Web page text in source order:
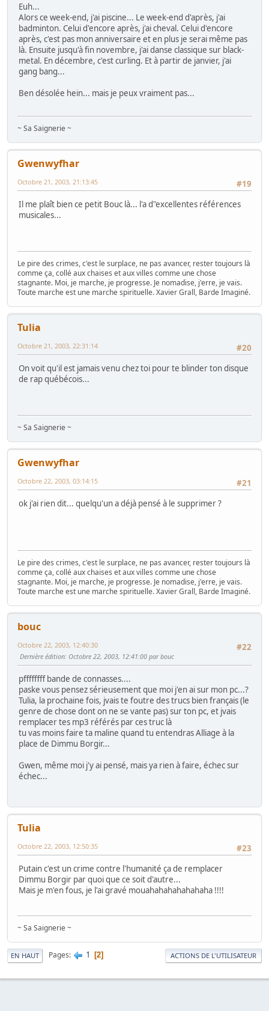
Euh...
Alors ce week-end, j'ai piscine... Le week-end d'après, j'ai
badminton. Celui d'encore après, j'ai cheval. Celui d'encore
après, c'est pas mon anniversaire et en plus je serai même pas
là. Ensuite jusqu'à fin novembre, j'ai danse classique sur black-
metal. En décembre, c'est curling. Et à partir de janvier, j'ai
gang bang...
Ben désolée hein... mais je peux vraiment pas...
~ Sa Saignerie ~
Gwenwyfhar
#19
Octobre 21, 2003, 21:13:45
Il me plaît bien ce petit Bouc là... l'a d"excellentes références
musicales...
Le pire des crimes, c'est le surplace, ne pas avancer, rester toujours là
comme ça, collé aux chaises et aux villes comme une chose
stagnante. Moi, je marche, je progresse. Je nomadise, j'erre, je vais.
Toute marche est une marche spirituelle. Xavier Grall, Barde Imaginé.
Tulia
#20
Octobre 21, 2003, 22:31:14
On voit qu'il est jamais venu chez toi pour te blinder ton disque
de rap québécois...
~ Sa Saignerie ~
Gwenwyfhar
#21
Octobre 22, 2003, 03:14:15
ok j'ai rien dit... quelqu'un a déjà pensé à le supprimer ?
Le pire des crimes, c'est le surplace, ne pas avancer, rester toujours là
comme ça, collé aux chaises et aux villes comme une chose
stagnante. Moi, je marche, je progresse. Je nomadise, j'erre, je vais.
Toute marche est une marche spirituelle. Xavier Grall, Barde Imaginé.
bouc
#22
Octobre 22, 2003, 12:40:30
Dernière édition: Octobre 22, 2003, 12:41:00 par bouc
pffffffff bande de connasses....
paske vous pensez sérieusement que moi j'en ai sur mon pc...?
Tulia, la prochaine fois, jvais te foutre des trucs bien français (le
genre de chose dont on ne se vante pas) sur ton pc, et jvais
remplacer tes mp3 référés par ces truc là
tu vas moins faire ta maline quand tu entendras Alliage à la
place de Dimmu Borgir...
Gwen, même moi j'y ai pensé, mais ya rien à faire, échec sur
échec...
Tulia
#23
Octobre 22, 2003, 12:50:35
Putain c'est un crime contre l'humanité ça de remplacer
Dimmu Borgir par quoi que ce soit d'autre...
Mais je m'en fous, je l'ai gravé mouahahahahahahaha !!!!
~ Sa Saignerie ~
EN HAUT Pages 1 2 ACTIONS DE L'UTILISATEUR